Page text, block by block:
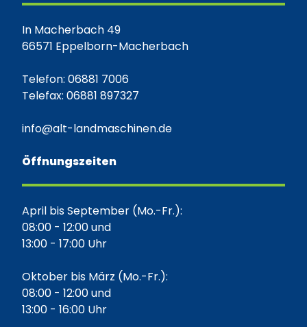
In Macherbach 49
66571 Eppelborn-Macherbach
Telefon: 06881 7006
Telefax: 06881 897327
info@alt-landmaschinen.de
Öffnungszeiten
April bis September (Mo.-Fr.):
08:00 - 12:00 und
13:00 - 17:00 Uhr
Oktober bis März (Mo.-Fr.):
08:00 - 12:00 und
13:00 - 16:00 Uhr